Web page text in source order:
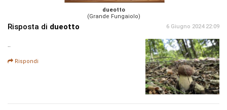
dueotto
(Grande Fungaiolo)
Risposta di dueotto 6 Giugno 2024 22:09
..
Rispondi